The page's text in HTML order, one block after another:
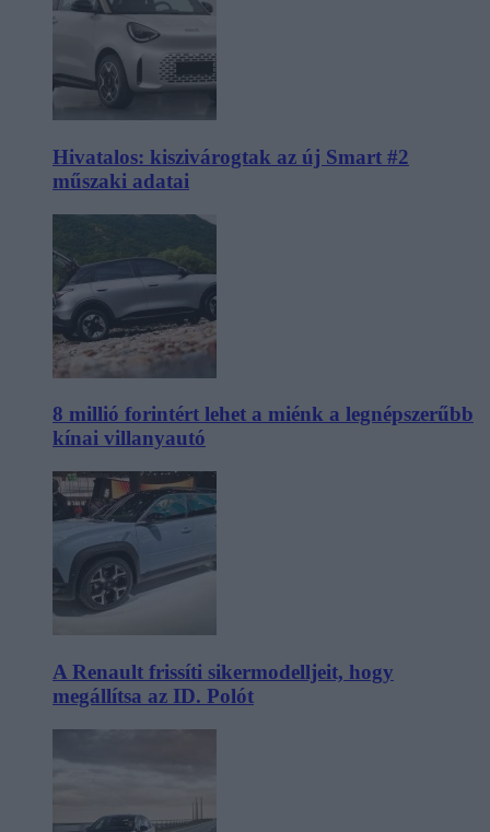
Hivatalos: kiszivárogtak az új Smart #2
műszaki adatai
8 millió forintért lehet a miénk a legnépszerűbb
kínai villanyautó
A Renault frissíti sikermodelljeit, hogy
megállítsa az ID. Polót